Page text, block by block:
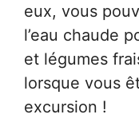
eux, vous
l’eau chaude
et légumes
lorsque vous
excursion !